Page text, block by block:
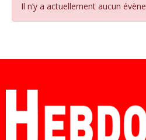
Il n’y a actuellement aucun